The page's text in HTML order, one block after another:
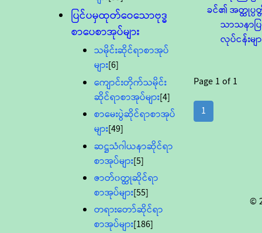
ပြင်ပမှထုတ်ဝေသောဗုဒ္ဓ
စာပေစာအုပ်များ
သမိုင်းဆိုင်ရာစာအုပ်
များ[6]
ကျောင်းတိုက်သမိုင်း
ဆိုင်ရာစာအုပ်များ[4]
စာမေးပွဲဆိုင်ရာစာအုပ်
များ[49]
ဆဋ္ဌသံဂါယနာဆိုင်ရာ
စာအုပ်များ[5]
ဇာတ်၀တ္ထုဆိုင်ရာ
စာအုပ်များ[55]
တရားတော်ဆိုင်ရာ
စာအုပ်များ[186]
ခင်၏ အတ္ထုပ္ပ
သာသနာပ
လုပ်ငန်းမျာ
Page1 of1
1
©